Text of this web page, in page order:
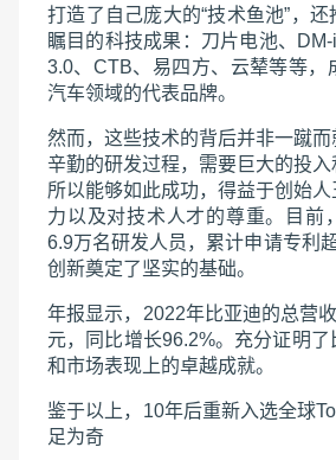
打造了自己庞大的“技术鱼池”，
瞩目的科技成果：刀片电池、
3.0、CTB、易四方、云辇等等，
汽车领域的代表品牌。
然而，这些技术的背后并非一蹴
辛勤的研发过程，需要巨大的投
所以能够如此成功，得益于创始
力以及对技术人才的尊重。目前
6.9万名研发人员，累计申请专利
创新奠定了坚实的基础。
年报显示，2022年比亚迪的总营
元，同比增长96.2%。充分证明
和市场表现上的卓越成就。
鉴于以上，10年后重新入选全球
足为奇